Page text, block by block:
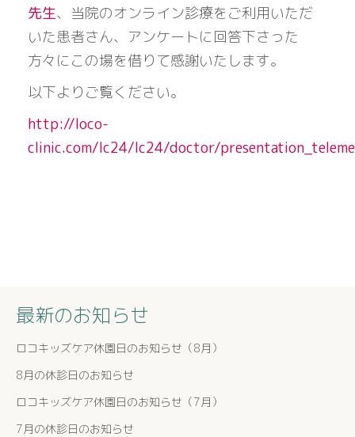
先生、当院のオンライン診療をご利用いただ
いた患者さん、アンケートに回答下さった
方々にこの場を借りて感謝いたします。
以下よりご覧ください。
http://loco-
clinic.com/lc24/lc24/doctor/
最新のお知らせ
ロコキッズケア休園日のお知らせ（8月）
8月の休診日のお知らせ
ロコキッズケア休園日のお知らせ（7月）
7月の休診日のお知らせ